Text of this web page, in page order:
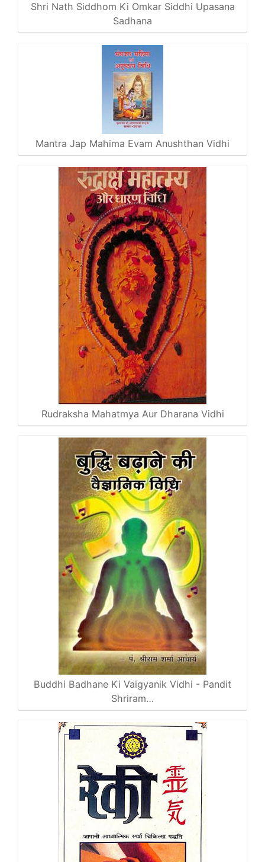
Shri Nath Siddhom Ki Omkar Siddhi Upasana
Sadhana
Mantra Jap Mahima Evam Anushthan Vidhi
Rudraksha Mahatmya Aur Dharana Vidhi
Buddhi Badhane Ki Vaigyanik Vidhi - Pandit
Shriram…